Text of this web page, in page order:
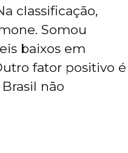
classificação,
Somou
baixos em
fator positivo é
não